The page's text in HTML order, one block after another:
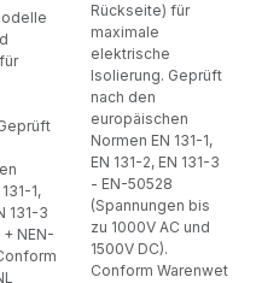
1,
131-3
NEN-
Rückseite) für
maximale
elektrische
Isolierung. Geprüft
nach den
europäischen
Normen EN 131-1,
EN 131-2, EN 131-3
- EN-50528
(Spannungen bis
zu 1000V AC und
1500V DC).
Conform Warenwet